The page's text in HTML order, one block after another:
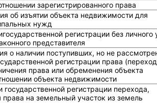
зарегистрированного права
об изъятии объекта недвижимости для
нужд
регистрации без личного
представителя
о наличии поступивших, но не
регистрации права
права или обременения объекта
объекта недвижимости
регистрации перехода,
на земельный участок из земель